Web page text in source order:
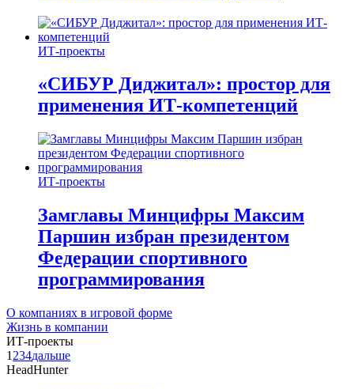
ИТ-проекты
«СИБУР Диджитал»: простор для
применения ИТ-компетенций
ИТ-проекты
Замглавы Минцифры Максим
Паршин избран президентом
Федерации спортивного
программирования
О компаниях в игровой форме
Жизнь в компании
ИТ-проекты
1 234дальше
HeadHunter